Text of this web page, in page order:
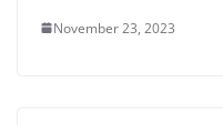
November 23, 2023